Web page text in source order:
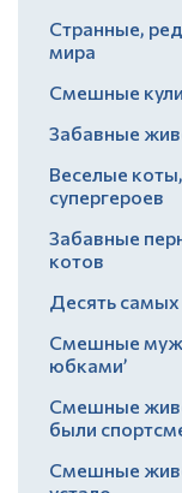
Странные,
мира
Смешные
Забавные
Веселые
супергероев
Забавные
котов
Десять
Смешные
юбками’
Смешные
были
Смешные